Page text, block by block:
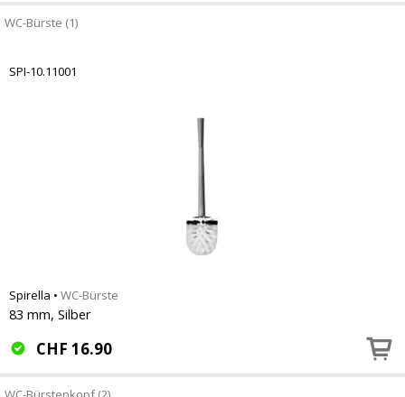
WC-Bürste (1)
SPI-10.11001
Spirella • WC-Bürste
83 mm, Silber
CHF 16.90